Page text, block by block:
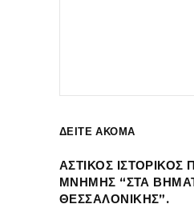
ΔΕΙΤΕ ΑΚΟΜΑ
ΑΣΤΙΚΟΣ ΙΣΤΟΡΙΚΟΣ
ΜΝΗΜΗΣ “ΣΤΑ
ΘΕΣΣΑΛΟΝΙΚΗΣ”.